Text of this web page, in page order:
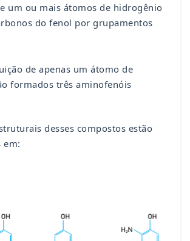
um ou mais átomos de hidrogênio
do fenol por grupamentos
de apenas um átomo de
formados três aminofenóis
desses compostos estão
em: